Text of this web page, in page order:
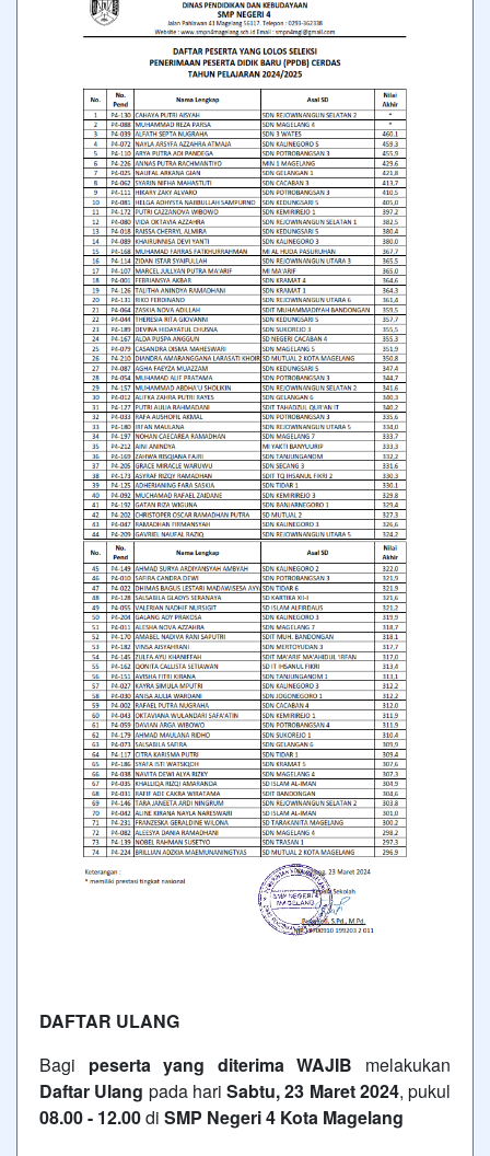
DAFTAR ULANG
Bagi peserta yang diterima WAJIB melakukan
Daftar Ulang pada hari Sabtu, 23 Maret 2024, pukul
08.00 - 12.00di SMP Negeri 4 Kota Magelang